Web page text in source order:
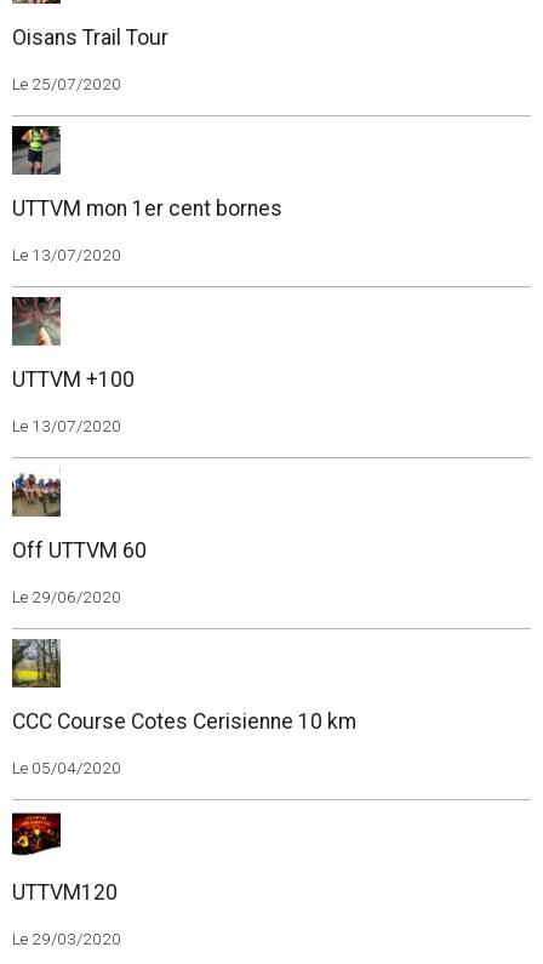
Oisans Trail Tour
Le 25/07/2020
UTTVM mon 1er cent bornes
Le 13/07/2020
UTTVM +100
Le 13/07/2020
Off UTTVM 60
Le 29/06/2020
CCC Course Cotes Cerisienne 10 km
Le 05/04/2020
UTTVM120
Le 29/03/2020